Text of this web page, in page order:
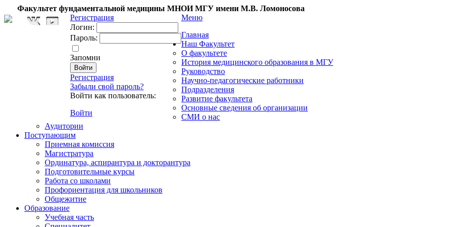
Факультет фундаментальной медицины МНОИ МГУ имени М.В. Ломоносова
Регистрация
Логин:
Пароль:
Запомни
Регистрация
Забыли свой пароль?
Войти как пользователь:
Войти
Меню
Главная
Наш Факультет
О факультете
История медицинского образования в МГУ
Руководство
Научно-педагогические работники
Подразделения
Развитие факультета
Основные сведения об организации
СМИ о нас
Аудитории
Поступающим
Приемная комиссия
Магистратура
Ординатура, аспирантура и докторантура
Подготовительные курсы
Работа со школами
Профориентация для школьников
Общежитие
Образование
Учебная часть